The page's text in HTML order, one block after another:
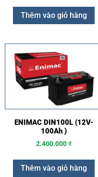
Thêm vào giỏ hàng
ENIMAC DIN100L (12V-
100Ah )
2.400.000₫
Thêm vào giỏ hàng